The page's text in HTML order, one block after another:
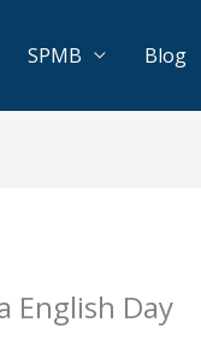
SPMB Blog
English Day